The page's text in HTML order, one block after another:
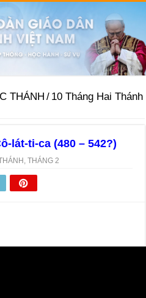
THÁNH / 10 Tháng Hai Thánh
lát-ti-ca (480 – 542?)
,THÁNG 2